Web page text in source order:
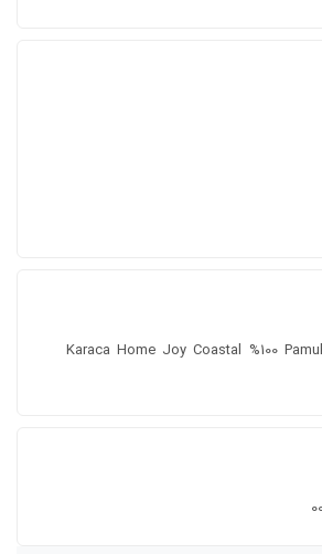
Karaca Home Joy Coastal %100